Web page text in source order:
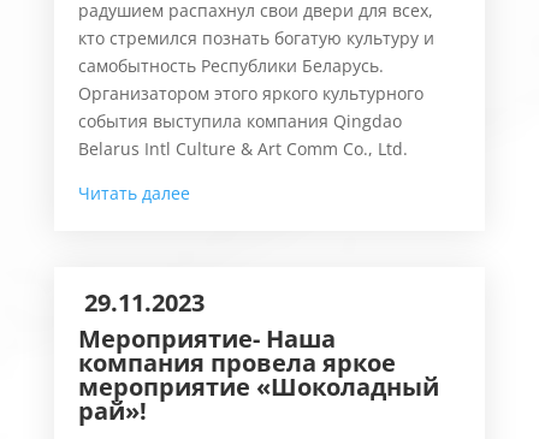
радушием распахнул свои двери для всех,
кто стремился познать богатую культуру и
самобытность Республики Беларусь.
Организатором этого яркого культурного
события выступила компания Qingdao
Belarus Intl Culture & Art Comm Co., Ltd.
Читать далее
29.11.2023
Мероприятие- Наша
компания провела яркое
мероприятие «Шоколадный
рай»!